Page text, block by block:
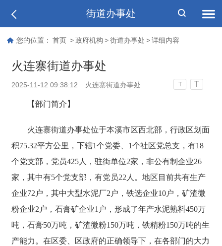
街道办事处
您的位置： 首页 > 政府机构 > 街道办事处 > 详细内容
火连寨街道办事处
2025-11-12 09:38:12 火连寨街道办事处 T T
【部门简介】
火连寨街道办事处位于本溪市区西北部，行政区划面
积75.32平方公里，下辖1个党委、1个社区党总支，有18
个党支部，党员425人，驻街单位2家，非公有制企业26
家，其中有5个党支部，有党员22人。地区目前共有生产
企业72户，其中大型水泥厂2户，铁选企业10户，矿渣微
粉企业2户，石膏矿企业1户，形成了年产水泥熟料450万
吨，石膏50万吨，矿渣微粉150万吨，铁精粉150万吨的生
产能力。在区委、区政府的正确领导下，在各部门的大力